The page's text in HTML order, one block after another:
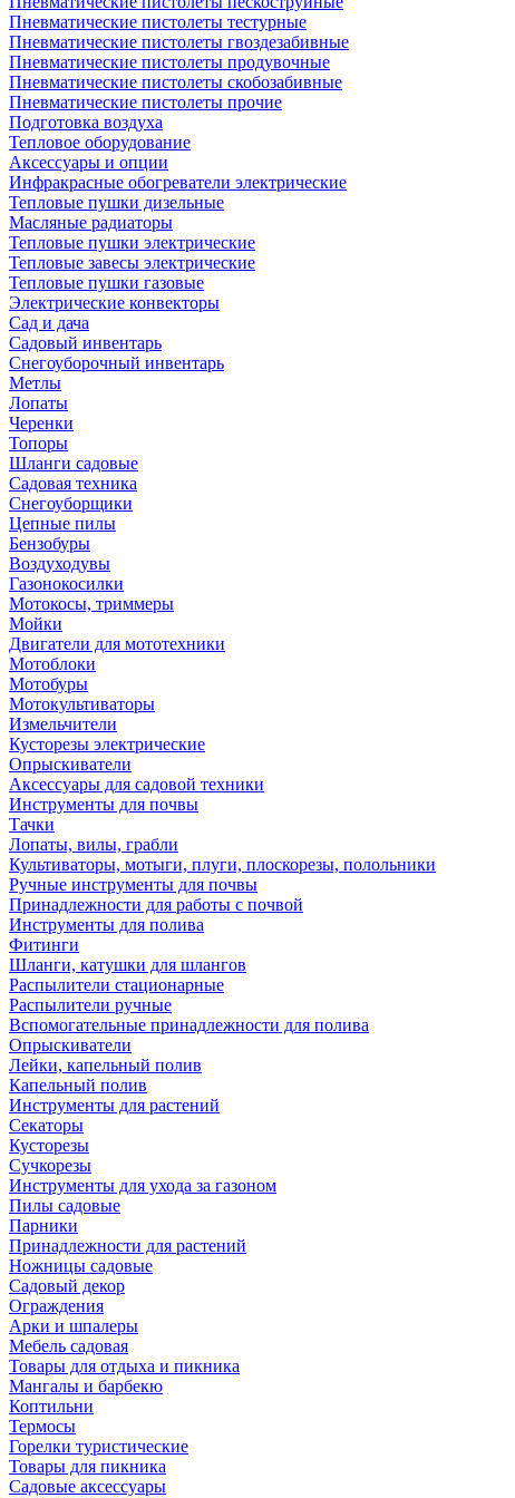
Пневматические пистолеты тестурные
Пневматические пистолеты гвоздезабивные
Пневматические пистолеты продувочные
Пневматические пистолеты скобозабивные
Пневматические пистолеты прочие
Подготовка воздуха
Тепловое оборудование
Аксессуары и опции
Инфракрасные обогреватели электрические
Тепловые пушки дизельные
Масляные радиаторы
Тепловые пушки электрические
Тепловые завесы электрические
Тепловые пушки газовые
Электрические конвекторы
Сад и дача
Садовый инвентарь
Снегоуборочный инвентарь
Метлы
Лопаты
Черенки
Топоры
Шланги садовые
Садовая техника
Снегоуборщики
Цепные пилы
Бензобуры
Воздуходувы
Газонокосилки
Мотокосы, триммеры
Мойки
Двигатели для мототехники
Мотоблоки
Мотобуры
Мотокультиваторы
Измельчители
Кусторезы электрические
Опрыскиватели
Аксессуары для садовой техники
Инструменты для почвы
Тачки
Лопаты, вилы, грабли
Культиваторы, мотыги, плуги, плоскорезы, полольники
Ручные инструменты для почвы
Принадлежности для работы с почвой
Инструменты для полива
Фитинги
Шланги, катушки для шлангов
Распылители стационарные
Распылители ручные
Вспомогательные принадлежности для полива
Опрыскиватели
Лейки, капельный полив
Капельный полив
Инструменты для растений
Секаторы
Кусторезы
Сучкорезы
Инструменты для ухода за газоном
Пилы садовые
Парники
Принадлежности для растений
Ножницы садовые
Садовый декор
Ограждения
Арки и шпалеры
Мебель садовая
Товары для отдыха и пикника
Мангалы и барбекю
Коптильни
Термосы
Горелки туристические
Товары для пикника
Садовые аксессуары